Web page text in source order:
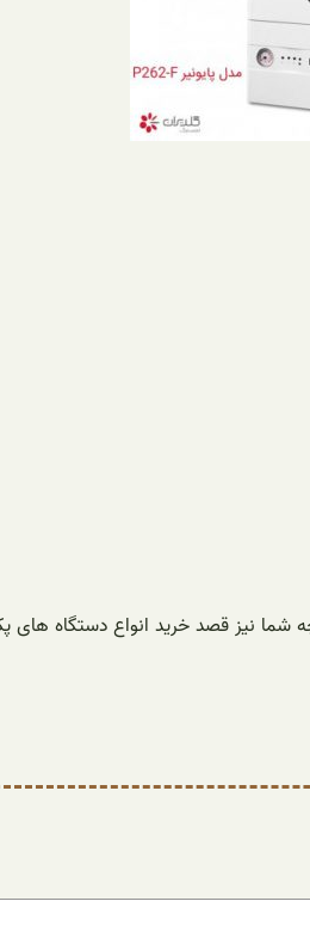
نیز قصد خرید انواع دستگاه های